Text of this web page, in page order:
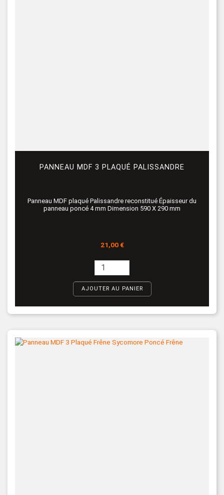
PANNEAU MDF 3 PLAQUÉ PALISSANDRE
Panneau MDF plaqué Palissandre reconstitué Épaisseur du
panneau poncé 4 mm Dimension 590 X 290 mm
Prix
21,00 €
AJOUTER AU PANIER